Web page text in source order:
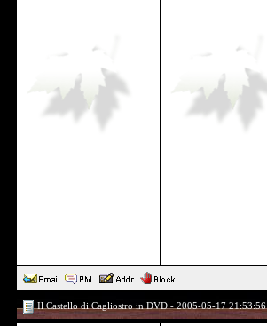
Il Castello di Cagliostro in DVD - 2005-05-17 21:53:56